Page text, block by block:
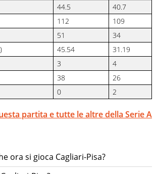
44.5
40.7
112
109
51
34
45.54
31.19
3
4
38
26
0 2
partita e tutte le altre della Serie A
ora si gioca Cagliari-Pisa?
domenica 21 dicembre 2025 alle ore